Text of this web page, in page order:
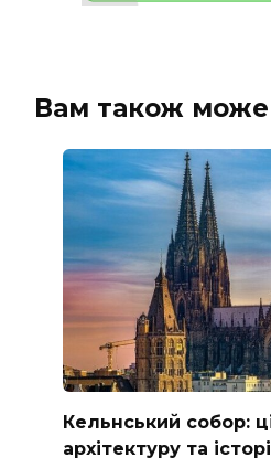
Вам також може
Кельнський собор:
архітектуру та